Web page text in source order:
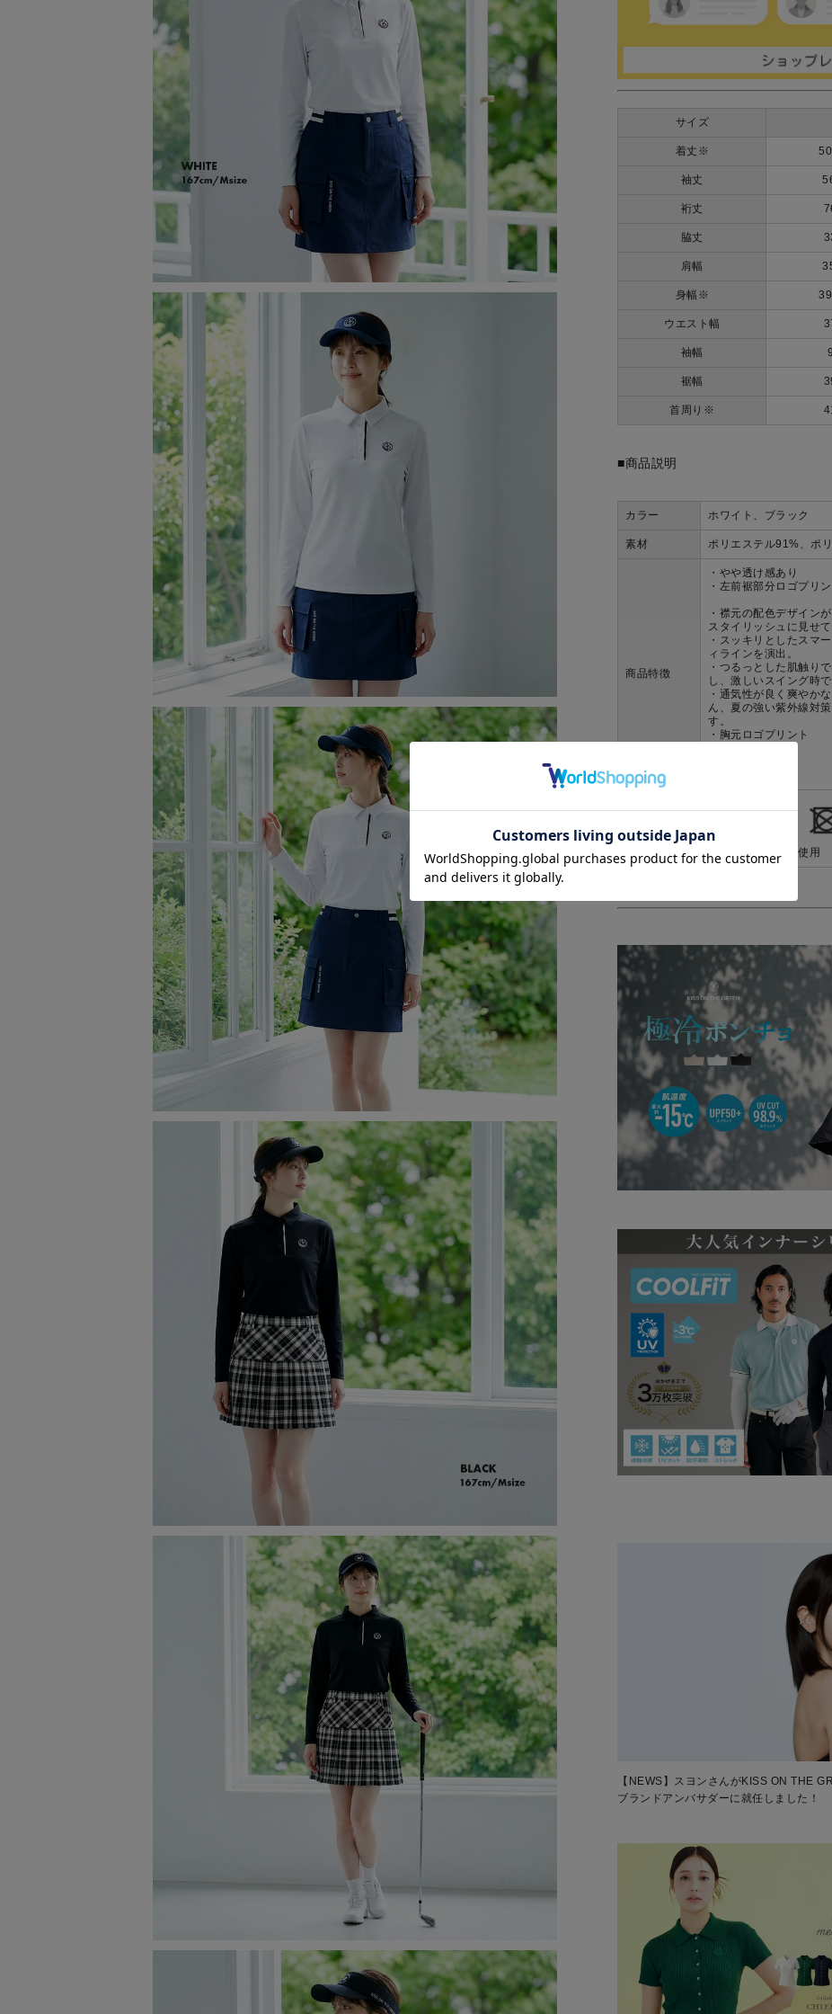
サイズ
着丈※
袖丈
裄丈
脇丈
肩幅
身幅※
ウエスト幅
袖幅
裾幅
首周り※
■商品説明
カラー ホワイト、ブラック
素材 ポリエステル91%、ポ
商品特徴
・やや透け感あり
・左前裾部分ロゴプリ
・襟元の配色デザイン
スタイリッシュに見せて
・スッキリとしたスマ
ィラインを演出。
・つるっとした肌触り
し、激しいスイング時
・通気性が良く爽やか
ん、夏の強い紫外線対
す。
・胸元ロゴプリント
洗濯表記
アイロンは当て布使用
【NEWS】スヨンさんがKISS ON THE
ブランドアンバサダーに就任しました！